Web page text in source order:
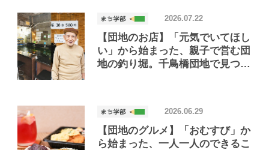
【団地のお店】「元気でいてほし
い」から始まった、親子で営む団
地の釣り堀。千鳥橋団地で見つけ
2026.07.22
【団地のグルメ】「おむすび」か
ら始まった、一人一人のできるこ
2026.06.29